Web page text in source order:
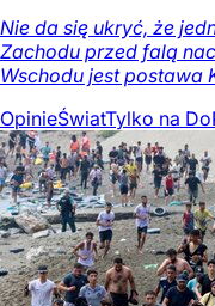
Nie da się ukryć, że
Zachodu przed falą
Wschodu jest postawa
OpinieŚwiatTylko na